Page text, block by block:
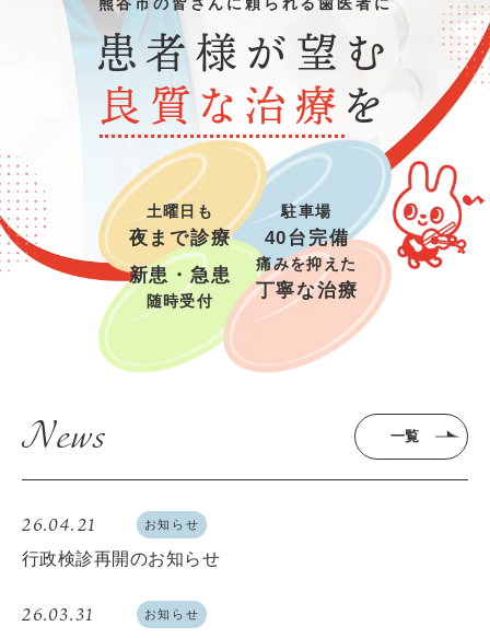
熊谷市の皆さんに頼られる歯医者に
患者様が望む
良質な治療を
土曜日も
夜まで診療
駐車場
40台完備
新患・急患
随時受付
痛みを抑えた
丁寧な治療
News 一覧
26.04.21 お知らせ
行政検診再開のお知らせ
26.03.31 お知らせ